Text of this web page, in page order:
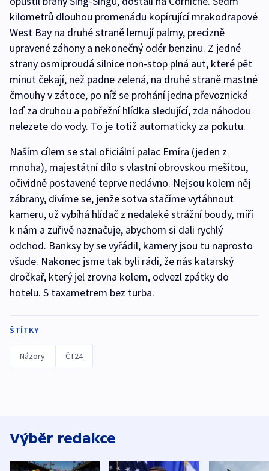
kilometrů dlouhou promenádu kopírující mrakodrapové
West Bay na druhé straně lemují palmy, precizně
upravené záhony a nekonečný odér benzinu. Z jedné
strany osmiproudá silnice non-stop plná aut, které pět
minut čekají, než padne zelená, na druhé straně mastné
čmouhy v zátoce, po níž se prohání jedna převoznická
loď za druhou a pobřežní hlídka sledující, zda náhodou
nelezete do vody. To je totiž automaticky za pokutu.
Naším cílem se stal oficiální palac Emíra (jeden z
mnoha), majestátní dílo s vlastní obrovskou mešitou,
očividně postavené teprve nedávno. Nejsou kolem něj
zábrany, divíme se, jenže sotva stačíme vytáhnout
kameru, už vybíhá hlídač z nedaleké strážní boudy, míří
k nám a zuřivě naznačuje, abychom si dali rychlý
odchod. Banksy by se vyřádil, kamery jsou tu naprosto
všude. Nakonec jsme tak byli rádi, že nás katarský
dročkař, který jel zrovna kolem, odvezl zpátky do
hotelu. S taxametrem bez turba.
ŠTÍTKY
Názory ČT24
Výběr redakce